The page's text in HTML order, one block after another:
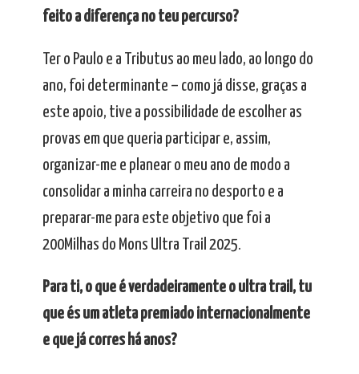
feito a diferença no teu percurso?
Ter o Paulo e a Tributus ao meu lado, ao longo do
ano, foi determinante – como já disse, graças a
este apoio, tive a possibilidade de escolher as
provas em que queria participar e, assim,
organizar-me e planear o meu ano de modo a
consolidar a minha carreira no desporto e a
preparar-me para este objetivo que foi a
200Milhas do Mons Ultra Trail 2025.
Para ti, o que é verdadeiramente o ultra trail, tu
que és um atleta premiado internacionalmente
e que já corres há anos?